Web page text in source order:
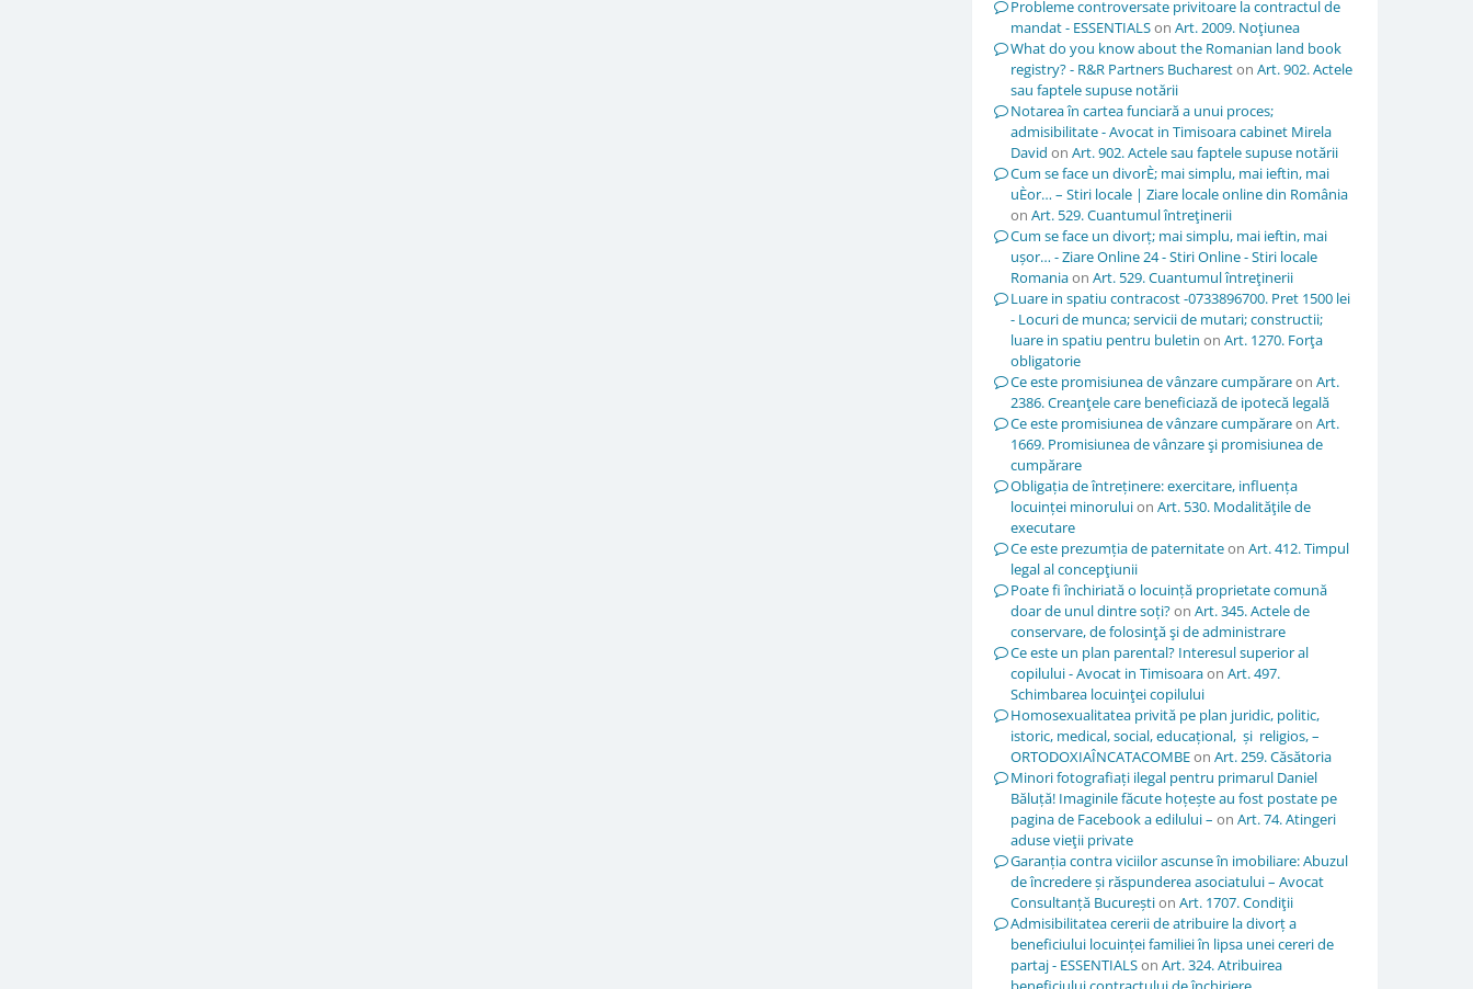
Probleme controversate privitoare la contractul de
mandat - ESSENTIALSon Art. 2009. Noţiunea
What do you know about the Romanian land book
registry? - R&R Partners Buchareston Art. 902. Actele
sau faptele supuse notării
Notarea în cartea funciară a unui proces;
admisibilitate - Avocat in Timisoara cabinet Mirela
David on Art. 902. Actele sau faptele supuse notării
Cum se face un divorÈ; mai simplu, mai ieftin, mai
uÈor… – Stiri locale | Ziare locale online din România
on Art. 529. Cuantumul întreţinerii
Cum se face un divorț; mai simplu, mai ieftin, mai
ușor… - Ziare Online 24 - Stiri Online - Stiri locale
Romaniaon Art. 529. Cuantumul întreţinerii
Luare in spatiu contracost -0733896700. Pret 1500 lei
- Locuri de munca; servicii de mutari; constructii;
luare in spatiu pentru buletin on Art. 1270. Forţa
obligatorie
Ce este promisiunea de vânzare cumpărareon Art.
2386. Creanţele care beneficiază de ipotecă legală
Ce este promisiunea de vânzare cumpărareon Art.
1669. Promisiunea de vânzare şi promisiunea de
cumpărare
Obligația de întreținere: exercitare, influența
locuinței minoruluion Art. 530. Modalităţile de
executare
Ce este prezumția de paternitateon Art. 412. Timpul
legal al concepţiunii
Poate fi închiriată o locuință proprietate comună
doar de unul dintre soți?on Art. 345. Actele de
conservare, de folosinţă şi de administrare
Ce este un plan parental? Interesul superior al
copilului - Avocat in Timisoaraon Art. 497.
Schimbarea locuinţei copilului
Homosexualitatea privită pe plan juridic, politic,
istoric, medical, social, educațional, și religios, –
ORTODOXIAÎNCATACOMBEon Art. 259. Căsătoria
Minori fotografiați ilegal pentru primarul Daniel
Băluță! Imaginile făcute hoțește au fost postate pe
pagina de Facebook a edilului – on Art. 74. Atingeri
aduse vieţii private
Garanția contra viciilor ascunse în imobiliare: Abuzul
de încredere și răspunderea asociatului – Avocat
Consultanță Bucureștion Art. 1707. Condiţii
Admisibilitatea cererii de atribuire la divorț a
beneficiului locuinței familiei în lipsa unei cereri de
partaj - ESSENTIALSon Art. 324. Atribuirea